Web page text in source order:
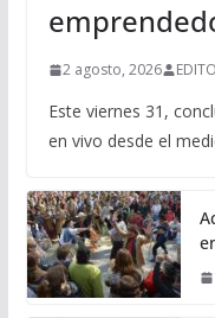
2 agosto, 2026
Este viernes 31,
en vivo desde el